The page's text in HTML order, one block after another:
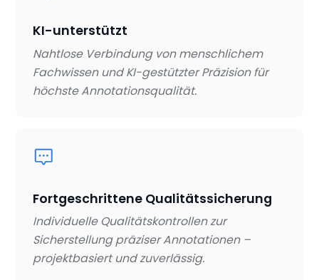
KI-unterstützt
Nahtlose Verbindung von menschlichem
Fachwissen und KI-gestützter Präzision für
höchste Annotationsqualität.
Fortgeschrittene Qualitätssicherung
Individuelle Qualitätskontrollen zur
Sicherstellung präziser Annotationen –
projektbasiert und zuverlässig.